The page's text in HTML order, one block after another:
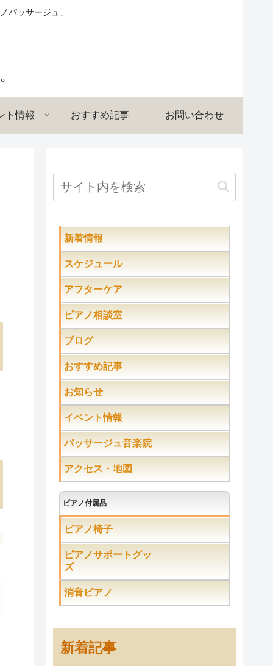
パッサージュ」
ト情報 おすすめ記事 お問い合わせ
新着情報
スケジュール
アフターケア
ピアノ相談室
ブログ
おすすめ記事
お知らせ
イベント情報
パッサージュ音楽院
アクセス・地図
ピアノ付属品
ピアノ椅子
ピアノサポートグッ
ズ
消音ピアノ
新着記事